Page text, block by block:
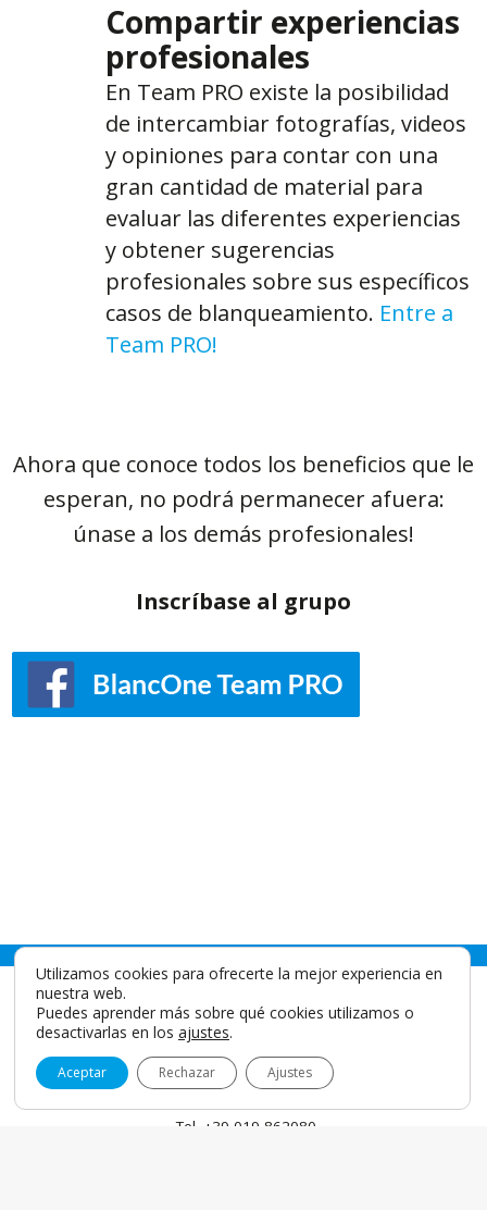
Compartir experiencias
profesionales
En Team PRO existe la posibilidad
de intercambiar fotografías, videos
y opiniones para contar con una
gran cantidad de material para
evaluar las diferentes experiencias
y obtener sugerencias
profesionales sobre sus específicos
casos de blanqueamiento. Entre a
Team PRO!
Ahora que conoce todos los beneficios que le
esperan, no podrá permanecer afuera:
únase a los demás profesionales!
Inscríbase al grupo
IDS SpAVia Valletta San Cristoforo, 28/10 17100 Savona - Italy
Tel. +39 019 862080
Utilizamos cookies para ofrecerte la mejor experiencia en
nuestra web.
Puedes aprender más sobre qué cookies utilizamos o
desactivarlas en los ajustes.
Aceptar Rechazar Ajustes